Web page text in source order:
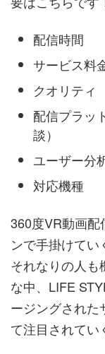
配信時
サービス
クオリ
配信プラッ
談）
ユーザー
対応機
360度VR動画配
ンで手掛けて
それなりの人も
な中、LIFE
ージングされた
て注目されてい